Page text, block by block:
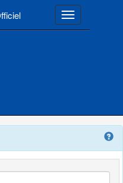
Toggle